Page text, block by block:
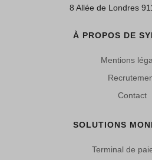
8 Allée de Londres
À PROPOS DE
Mentions
Contact
SOLUTIONS
Terminal de